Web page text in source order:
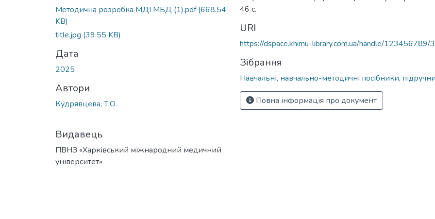
Методична розробка МДІ МБД (1).pdf(668.54
KB)
title.jpg (39.55 KB)
Дата
2025
Автори
Кудрявцева, Т.О.
Видавець
ПВНЗ «Харківський міжнародний медичний
університет»
46 с.
URI
https://dspace.khimu-library.com.ua/handle/123456789/
Зібрання
Навчальні, навчально-методичні посібники,
Повна інформація про документ